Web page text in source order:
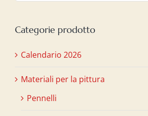
Categorie prodotto
Calendario 2026
Materiali per la pittura
Pennelli